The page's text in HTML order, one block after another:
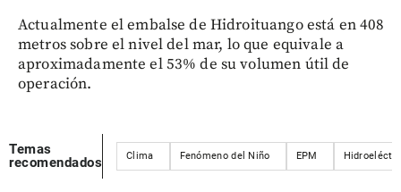
Actualmente el embalse de Hidroituango está en 408
metros sobre el nivel del mar, lo que equivale a
aproximadamente el 53% de su volumen útil de
operación.
Temas
recomendados
Clima Fenómeno del Niño EPM